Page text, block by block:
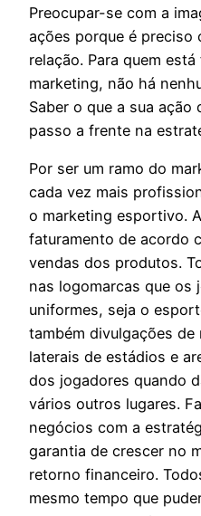
Preocupar-se com a
ações porque é preciso
relação. Para quem
marketing, não há
Saber o que a sua ação
passo a frente na
Por ser um ramo do
cada vez mais
o marketing esportivo.
faturamento de acordo
vendas dos produtos.
nas logomarcas que os
uniformes, seja o
também divulgações de
laterais de estádios e
dos jogadores quando
vários outros lugares.
negócios com a
garantia de crescer no
retorno financeiro.
mesmo tempo que